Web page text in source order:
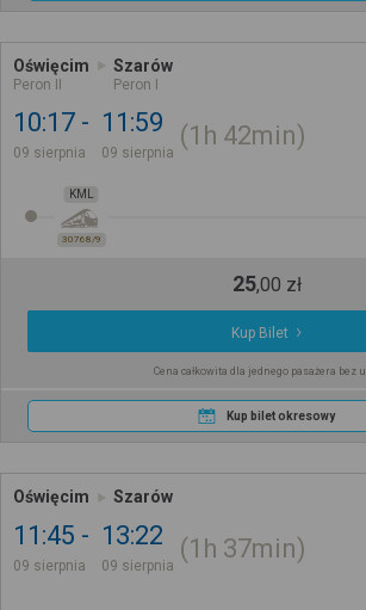
Oświęcim
Peron II
Szarów
Peron I
10:17
09 sierpnia
11:59
09 sierpnia
1h 42min
KML
30768/9
25,00 zł
Kup Bilet
Cena całkowita dla jednego pasażera bez
Kup bilet okresowy
Oświęcim Szarów
11:45
09 sierpnia
13:22
09 sierpnia
1h 37min